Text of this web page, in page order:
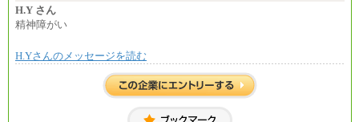
H.Y さん
精神障がい
H.Yさんのメッセージを読む